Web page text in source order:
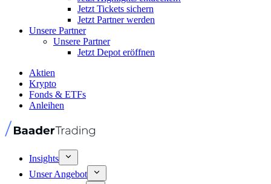
Jetzt Tickets sichern
Jetzt Partner werden
Unsere Partner
Unsere Partner
Jetzt Depot eröffnen
Aktien
Krypto
Fonds & ETFs
Anleihen
Insights
Unser Angebot